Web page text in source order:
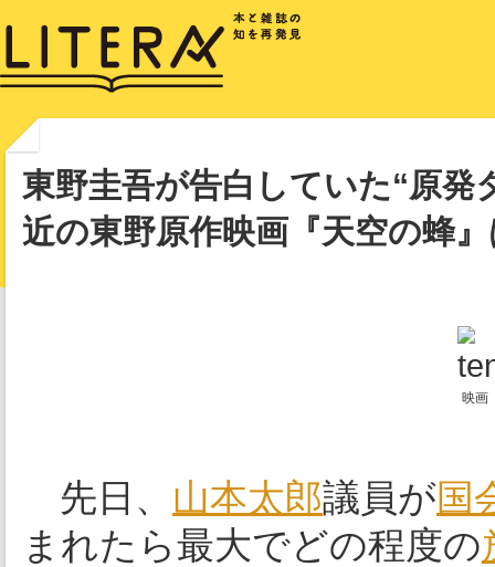
東野圭吾が告白していた“原発
近の東野原作映画『天空の蜂
映画
先日、 山本太郎議員が国
まれたら最大でどの程度の